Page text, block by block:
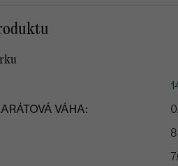
VÁHA: